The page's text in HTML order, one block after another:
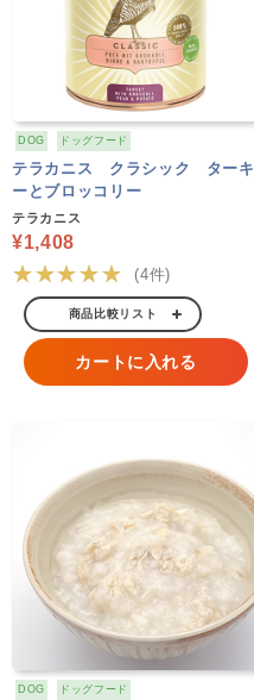
DOG ドッグフード
テラカニス クラシック ターキ
ーとブロッコリー
テラカニス
¥1,408
★★★★★ (4件)
商品比較リスト
カートに入れる
DOG ドッグフード